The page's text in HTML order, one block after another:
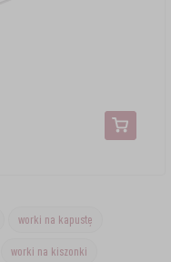
worki na kapustę
worki na kiszonki